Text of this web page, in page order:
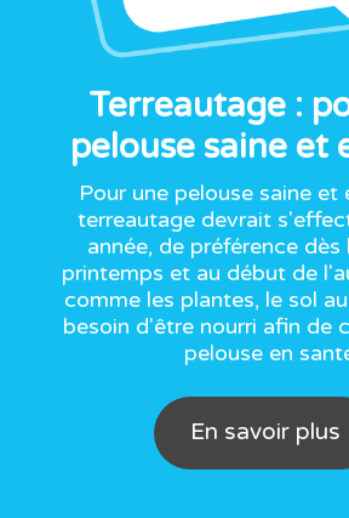
Terreautage :
pelouse saine et
Pour une pelouse saine et
terreautage devrait
année, de préférence dès
printemps et au début de
comme les plantes, le sol
besoin d'être nourri afin de
pelouse en
En savoir plus